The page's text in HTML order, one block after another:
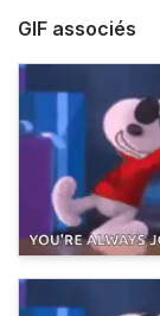
GIF associés